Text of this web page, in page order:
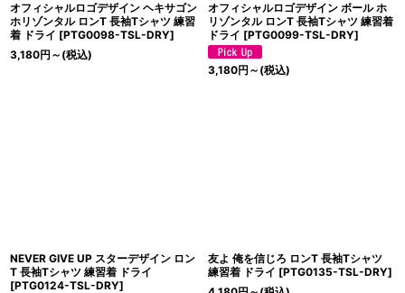
オフィシャルロゴデザイン ヘキサゴン
ホリゾンタル ロンT 長袖Tシャツ 練習
着 ドライ [PTG0098-TSL-DRY]
3,180円 ～ (税込)
オフィシャルロゴデザイン ボール ホ
リゾンタル ロンT 長袖Tシャツ 練習着
ドライ [PTG0099-TSL-DRY]
3,180円 ～ (税込)
NEVER GIVE UP スターデザイン ロン
T 長袖Tシャツ 練習着 ドライ
[PTG0124-TSL-DRY]
友よ 俺を信じろ ロンT 長袖Tシャツ
練習着 ドライ [PTG0135-TSL-DRY]